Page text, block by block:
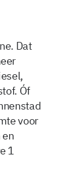
Dat
Óf
voor
1